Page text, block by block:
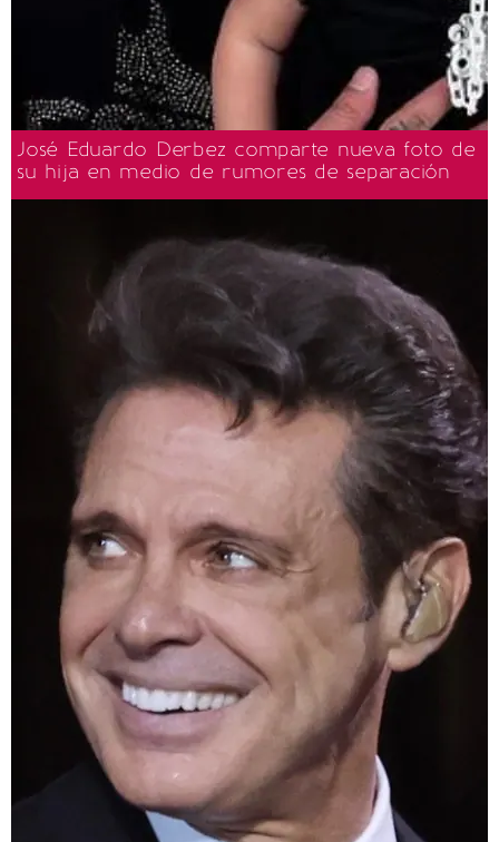
José Eduardo Derbez comparte nueva foto de
su hija en medio de rumores de separación